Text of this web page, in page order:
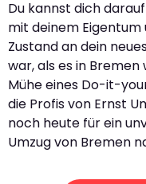
Du kannst dich
mit deinem
Zustand an dein
war, als es in Bremen
Mühe eines Do-it-
die Profis von Ernst
noch heute für ein
Umzug von Bremen